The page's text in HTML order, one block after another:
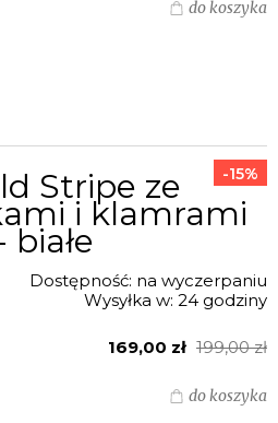
do koszyka
Stripe ze
i klamrami
białe
Dostępność: na wyczerpaniu
Wysyłka w: 24 godziny
169,00 zł 199,00 zł
do koszyka
-15%